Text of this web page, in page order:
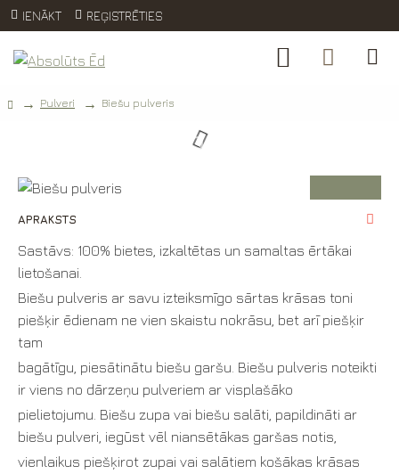
IENĀKT REĢISTRĒTIES
Pulveri Biešu pulveris
Biešu pulveris
APRAKSTS
Sastāvs: 100% bietes, izkaltētas un samaltas ērtākai
lietošanai.
Biešu pulveris ar savu izteiksmīgo sārtas krāsas toni
piešķir ēdienam ne vien skaistu nokrāsu, bet arī piešķir
tam
bagātīgu, piesātinātu biešu garšu. Biešu pulveris noteikti
ir viens no dārzeņu pulveriem ar visplašāko
pielietojumu. Biešu zupa vai biešu salāti, papildināti ar
biešu pulveri, iegūst vēl niansētākas garšas notis,
vienlaikus piešķirot zupai vai salātiem košākas krāsas